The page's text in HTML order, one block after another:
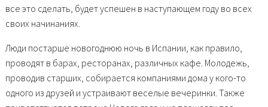
все это сделать, будет успешен в наступающем году во всех
своих начинаниях.
Люди постарше новогоднюю ночь в Испании, как правило,
проводят в барах, ресторанах, различных кафе. Молодежь,
проводив старших, собирается компаниями дома у кого-то
одного из друзей и устраивают веселые вечеринки. Также